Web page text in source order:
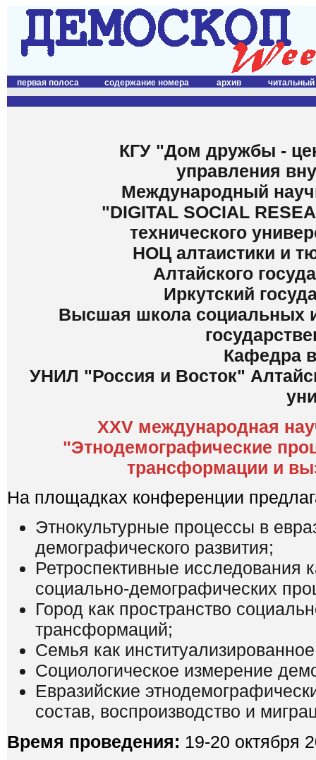
первая полоса содержание номера архив читальный
КГУ "Дом дружбы -
управления
Международный
"DIGITAL SOCIAL
технического
НОЦ алтаистики и
Алтайского
Иркутский
Высшая школа социальных и
Кафедра
УНИЛ "Россия и Восток"
XXV международная
"Этнодемографические
трансформации и
На площадках конференции
Этнокультурные процессы в
демографического развития;
Ретроспективные исследования
социально-демографических
Город как пространство
трансформаций;
Семья как
Социологическое измерение
Евразийские
состав, воспроизводство и
Время проведения: 19-20 октября